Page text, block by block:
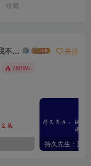
收藏
自学联盟(找在线客服我不回信息的) 关注
780W+